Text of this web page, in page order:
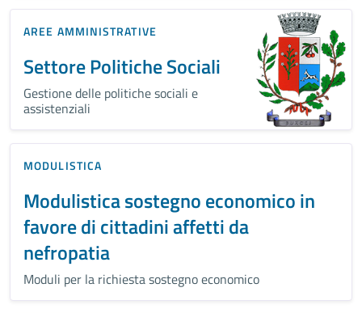
AREE AMMINISTRATIVE
Settore Politiche Sociali
Gestione delle politiche sociali e
assistenziali
MODULISTICA
Modulistica sostegno economico in
favore di cittadini affetti da
nefropatia
Moduli per la richiesta sostegno economico